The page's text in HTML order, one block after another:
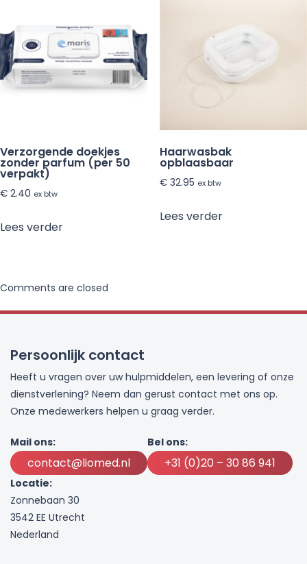
Verzorgende doekjes
zonder parfum (per 50
verpakt)
€ 2.40 ex btw
Lees verder
Haarwasbak
opblaasbaar
€32.95 ex btw
Lees verder
Comments are closed
Persoonlijk contact
Heeft u vragen over uw hulpmiddelen, een levering of onze
dienstverlening? Neem dan gerust contact met ons op.
Onze medewerkers helpen u graag verder.
Mail ons:
contact@liomed.nl
Bel ons:
+31 (0)20 – 30 86 941
Locatie:
Zonnebaan 30
3542 EE Utrecht
Nederland